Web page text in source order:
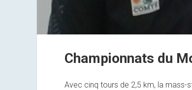
Championnats du
Avec cinq tours de 2,5 km, la mass-